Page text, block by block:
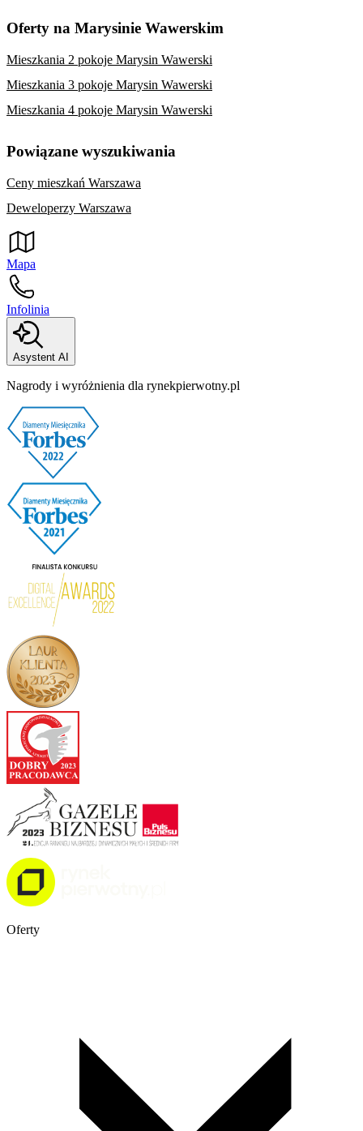
Oferty na Marysinie Wawerskim
Mieszkania 2 pokoje Marysin Wawerski
Mieszkania 3 pokoje Marysin Wawerski
Mieszkania 4 pokoje Marysin Wawerski
Powiązane wyszukiwania
Ceny mieszkań Warszawa
Deweloperzy Warszawa
Mapa
Infolinia
Asystent AI
Nagrody i wyróżnienia dla rynekpierwotny.pl
Oferty